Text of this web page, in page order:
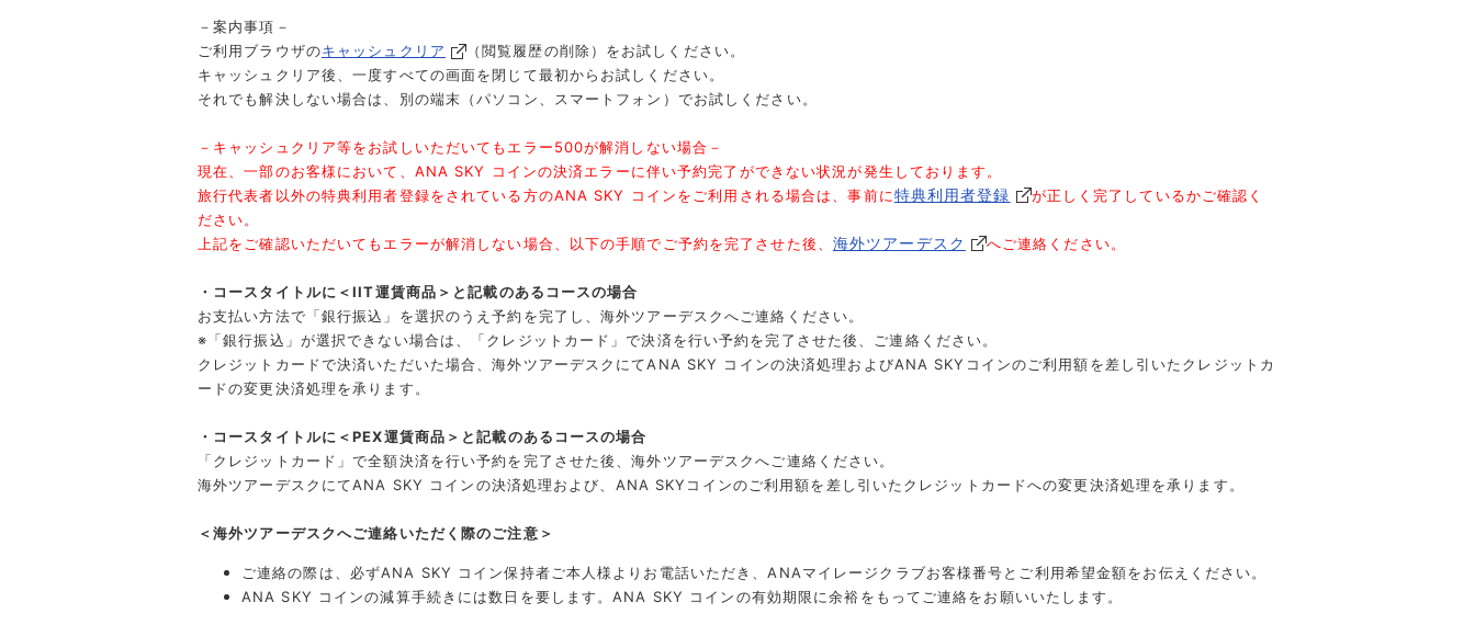
－案内事項－
ご利用ブラウザのキャッシュクリア
（閲覧履歴の削除）をお試しください。
キャッシュクリア後、一度すべての画面を閉じて最初からお試しください。
それでも解決しない場合は、別の端末（パソコン、スマートフォン）でお試しください。
－キャッシュクリア等をお試しいただいてもエラー500が解消しない場合－
現在、一部のお客様において、ANA SKY コインの決済エラーに伴い予約完了ができない状況が発生しております。
旅行代表者以外の特典利用者登録をされている方のANA SKY コインをご利用される場合は、事前に特典利用者登録
が正しく完了しているかご確認く
ださい。
上記をご確認いただいてもエラーが解消しない場合、以下の手順でご予約を完了させた後、 海外ツアーデスク へご連絡ください。
・コースタイトルに＜IIT運賃商品＞と記載のあるコースの場合
お支払い方法で「銀行振込」を選択のうえ予約を完了し、海外ツアーデスクへご連絡ください。
※「銀行振込」が選択できない場合は、「クレジットカード」で決済を行い予約を完了させた後、ご連絡ください。
クレジットカードで決済いただいた場合、海外ツアーデスクにてANA SKY コインの決済処理およびANA SKYコインのご利用額を差し引いたクレジットカ
ードの変更決済処理を承ります。
・コースタイトルに＜PEX運賃商品＞と記載のあるコースの場合
「クレジットカード」で全額決済を行い予約を完了させた後、海外ツアーデスクへご連絡ください。
海外ツアーデスクにてANA SKY コインの決済処理および、ANA SKYコインのご利用額を差し引いたクレジットカードへの変更決済処理を承ります。
＜海外ツアーデスクへご連絡いただく際のご注意＞
ご連絡の際は、必ずANA SKY コイン保持者ご本人様よりお電話いただき、ANAマイレージクラブお客様番号とご利用希望金額をお伝えください。
ANA SKY コインの減算手続きには数日を要します。ANA SKY コインの有効期限に余裕をもってご連絡をお願いいたします。